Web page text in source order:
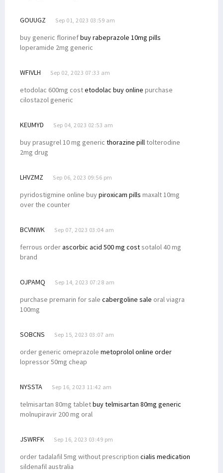
GOUUGZ Sep 01, 2023 03:59 am
buy generic florinefbuy rabeprazole 10mg pills
loperamide 2mg generic
WFIVLH Sep 02, 2023 07:33 am
etodolac 600mg costetodolac buy online purchase
cilostazol generic
KEUMYD Sep 04, 2023 02:53 am
buy prasugrel 10 mg generic thorazine pilltolterodine
2mg drug
LHVZMZ Sep 06, 2023 09:56 pm
pyridostigmine online buypiroxicam pills maxalt 10mg
over the counter
BCVNWK Sep 07, 2023 03:04 am
ferrous orderascorbic acid 500 mg costsotalol 40 mg
brand
OJPAMQ Sep 14, 2023 07:28 am
purchase premarin for sale cabergoline sale oral viagra
100mg
SOBCNS Sep 15, 2023 03:07 am
order generic omeprazole metoprolol online order
lopressor 50mg cheap
NYSSTA Sep 16, 2023 11:42 am
telmisartan 80mg tabletbuy telmisartan 80mg generic
molnupiravir 200 mg oral
JSWRFK Sep 16, 2023 03:49 pm
order tadalafil 5mg without prescription cialis medication
sildenafil australia